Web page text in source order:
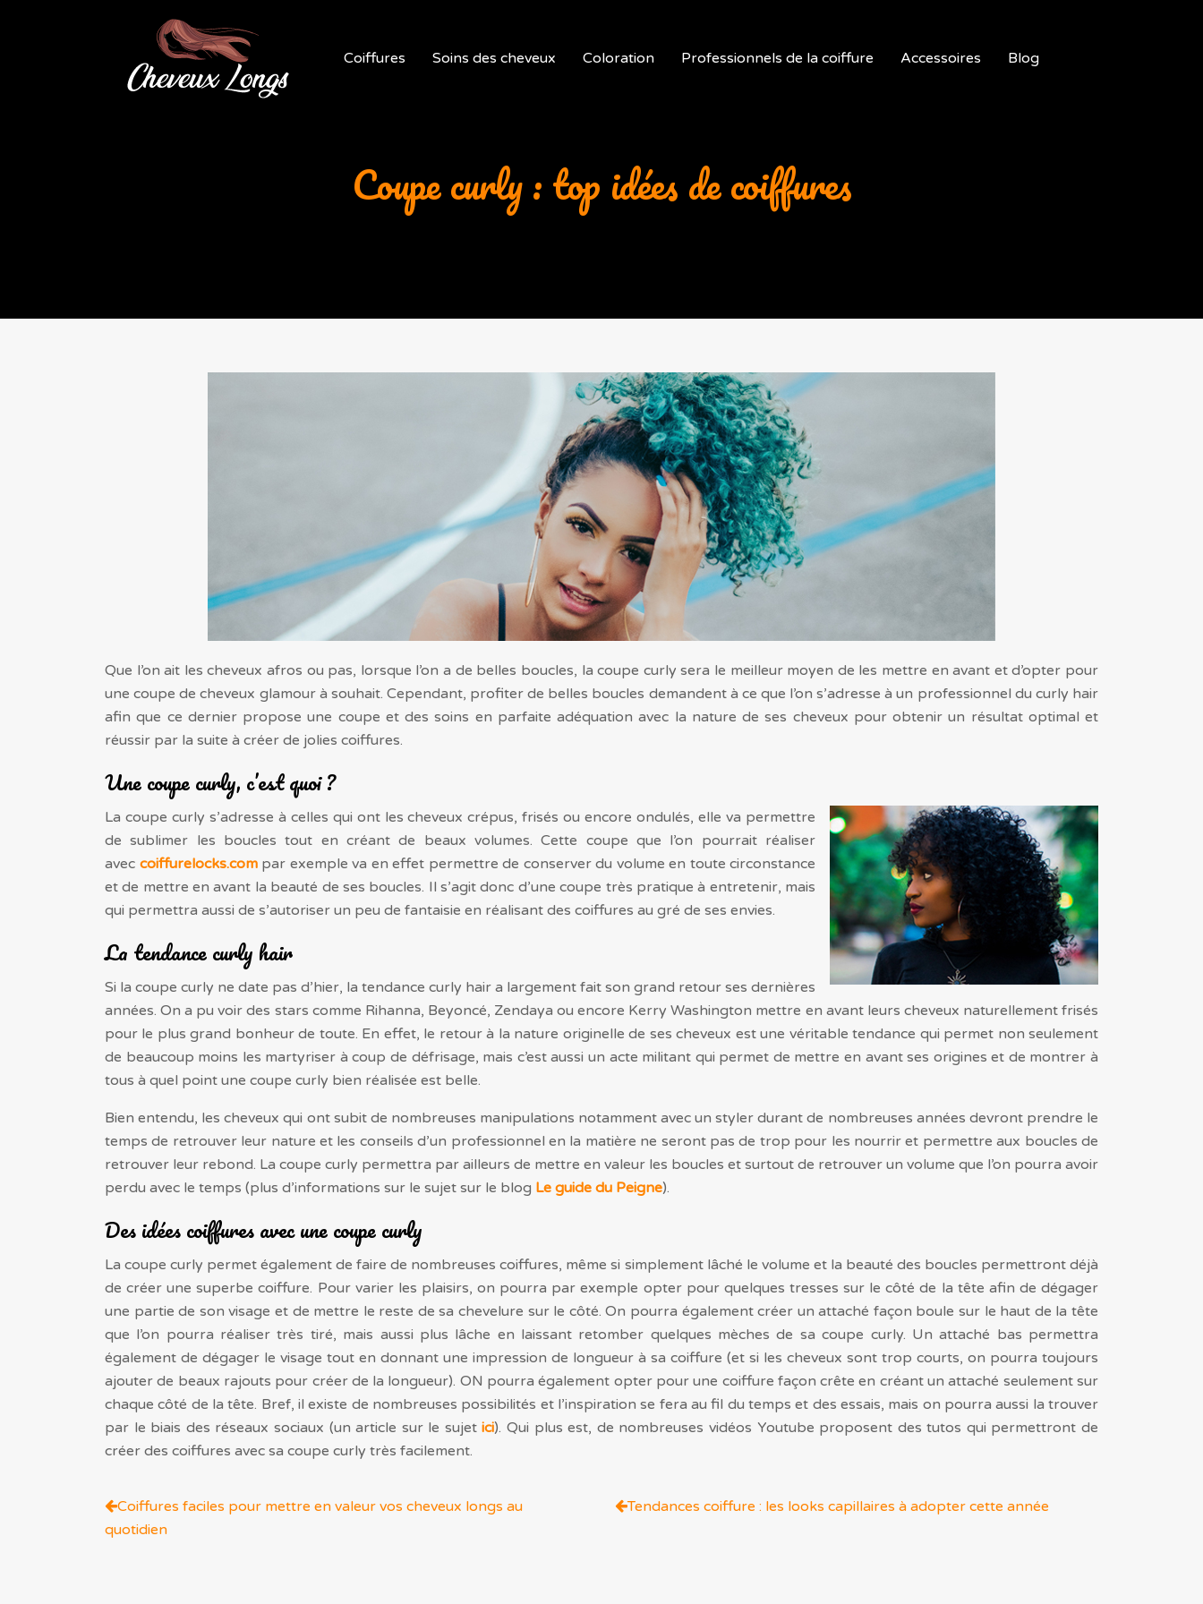
Coiffures Soins des cheveux Coloration Professionnels de la coiffure Accessoires Blog
Coupe curly : top idées de coiffures
Que l’on ait les cheveux afros ou pas, lorsque l’on a de belles boucles, la coupe curly sera le meilleur moyen de les mettre en avant et d’opter pour
une coupe de cheveux glamour à souhait. Cependant, profiter de belles boucles demandent à ce que l’on s’adresse à un professionnel du curly hair
afin que ce dernier propose une coupe et des soins en parfaite adéquation avec la nature de ses cheveux pour obtenir un résultat optimal et
réussir par la suite à créer de jolies coiffures.
Une coupe curly, c’est quoi ?
La coupe curly s’adresse à celles qui ont les cheveux crépus, frisés ou encore ondulés, elle va permettre
de sublimer les boucles tout en créant de beaux volumes. Cette coupe que l’on pourrait réaliser
avec coiffurelocks.compar exemple va en effet permettre de conserver du volume en toute circonstance
et de mettre en avant la beauté de ses boucles. Il s’agit donc d’une coupe très pratique à entretenir, mais
qui permettra aussi de s’autoriser un peu de fantaisie en réalisant des coiffures au gré de ses envies.
La tendance curly hair
Si la coupe curly ne date pas d’hier, la tendance curly hair a largement fait son grand retour ses dernières
années. On a pu voir des stars comme Rihanna, Beyoncé, Zendaya ou encore Kerry Washington mettre en avant leurs cheveux naturellement frisés
pour le plus grand bonheur de toute. En effet, le retour à la nature originelle de ses cheveux est une véritable tendance qui permet non seulement
de beaucoup moins les martyriser à coup de défrisage, mais c’est aussi un acte militant qui permet de mettre en avant ses origines et de montrer à
tous à quel point une coupe curly bien réalisée est belle.
Bien entendu, les cheveux qui ont subit de nombreuses manipulations notamment avec un styler durant de nombreuses années devront prendre le
temps de retrouver leur nature et les conseils d’un professionnel en la matière ne seront pas de trop pour les nourrir et permettre aux boucles de
retrouver leur rebond. La coupe curly permettra par ailleurs de mettre en valeur les boucles et surtout de retrouver un volume que l’on pourra avoir
perdu avec le temps (plus d’informations sur le sujet sur le blog Le guide du Peigne).
Des idées coiffures avec une coupe curly
La coupe curly permet également de faire de nombreuses coiffures, même si simplement lâché le volume et la beauté des boucles permettront déjà
de créer une superbe coiffure. Pour varier les plaisirs, on pourra par exemple opter pour quelques tresses sur le côté de la tête afin de dégager
une partie de son visage et de mettre le reste de sa chevelure sur le côté. On pourra également créer un attaché façon boule sur le haut de la tête
que l’on pourra réaliser très tiré, mais aussi plus lâche en laissant retomber quelques mèches de sa coupe curly. Un attaché bas permettra
également de dégager le visage tout en donnant une impression de longueur à sa coiffure (et si les cheveux sont trop courts, on pourra toujours
ajouter de beaux rajouts pour créer de la longueur). ON pourra également opter pour une coiffure façon crête en créant un attaché seulement sur
chaque côté de la tête. Bref, il existe de nombreuses possibilités et l’inspiration se fera au fil du temps et des essais, mais on pourra aussi la trouver
par le biais des réseaux sociaux (un article sur le sujetici). Qui plus est, de nombreuses vidéos Youtube proposent des tutos qui permettront de
créer des coiffures avec sa coupe curly très facilement.
Coiffures faciles pour mettre en valeur vos cheveux longs au
quotidien
Tendances coiffure : les looks capillaires à adopter cette année